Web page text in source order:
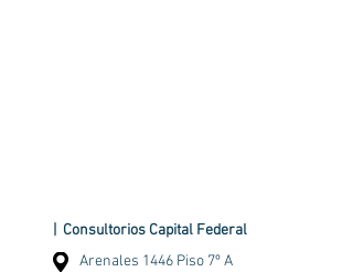
| Consultorios Capital Federal
Arenales 1446 Piso 7º A